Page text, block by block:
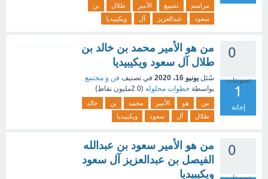
مراسم تشييع الأمير طلال
بن
سعود
عبدالعزيز آل ويكيبيديا
0
تصويتات
1
إجابة
من هو الأمير محمد بن خالد بن
طلال آل سعود ويكيبيديا
سُئل يونيو 16، 2020 في تصنيف فن و مجتمع
بواسطة خطوات محلوله (2.0مليون نقاط)
من هو الأمير محمد بن
خالد
طلال
آل سعود ويكيبيديا
0
من هو الأمير سعود بن عبدالله
الفيصل بن عبدالعزيز آل سعود
ويكيبيديا